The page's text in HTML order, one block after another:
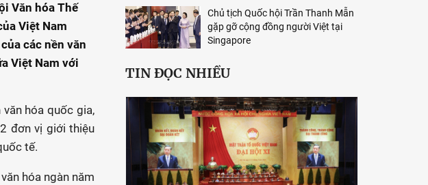
Văn hóa Thế
Việt Nam
các nền văn
Việt Nam với
hóa quốc gia,
đơn vị giới thiệu
tế.
hóa ngàn năm
Chủ tịch Quốc hội Trần Thanh Mẫn
gặp gỡ cộng đồng người Việt tại
Singapore
TIN ĐỌC NHIỀU